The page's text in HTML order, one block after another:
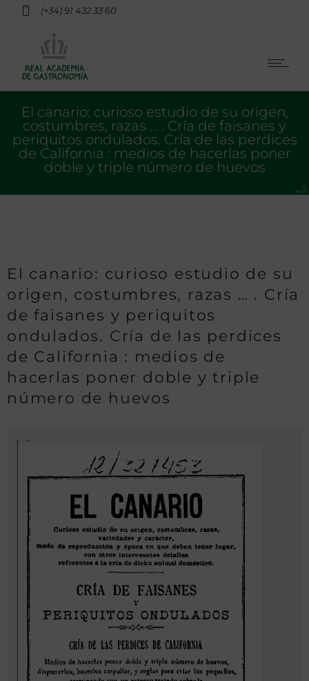
(+34) 91 432 33 60
El canario: curioso estudio de su origen,
costumbres, razas … . Cría de faisanes y
periquitos ondulados. Cría de las perdices
de California : medios de hacerlas poner
doble y triple número de huevos
El canario: curioso estudio de su
origen, costumbres, razas … . Cría
de faisanes y periquitos
ondulados. Cría de las perdices
de California : medios de
hacerlas poner doble y triple
número de huevos